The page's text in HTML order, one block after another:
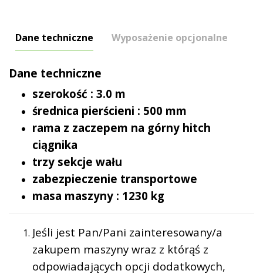
Dane techniczne Wyposażenie opcjonalne
Dane techniczne
szerokość : 3.0 m
średnica pierścieni : 500 mm
rama z zaczepem na górny hitch
ciągnika
trzy sekcje wału
zabezpieczenie transportowe
masa maszyny : 1230 kg
Jeśli jest Pan/Pani zainteresowany/a
zakupem maszyny wraz z którąś z
odpowiadających opcji dodatkowych,